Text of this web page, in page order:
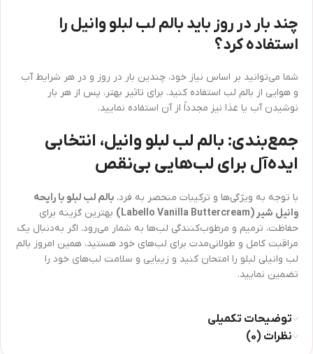
چند بار در روز باید بالم لب لبلو وانیل را
استفاده کرد؟
شما می‌توانید بر اساس نیاز خود، چندین بار در روز و در هر شرایط آب
و هوایی از بالم لب استفاده کنید. برای تاثیر بهتر، پس از هر بار
نوشیدن آب یا غذا نیز مجدداً از آن استفاده نمایید.
جمع‌بندی: بالم لب لبلو وانیل، انتخابی
ایده‌آل برای لب‌هایی بی‌نقص
با توجه به ویژگی‌ها و ترکیبات منحصر به فرد، بالم لب لبلو با رایحه
وانیل شیر (Labello Vanilla Buttercream)
بهترین گزینه برای
حفاظت، ترمیم و مرطوب‌کنندگی لب‌ها به شمار می‌رود. اگر به‌دنبال یک
مراقبت کامل و طولانی‌مدت برای لب‌های خود هستید، همین امروز بالم
لب وانیلی لبلو را امتحان کنید و زیبایی و سلامت لب‌های خود را
تضمین نمایید.
توضیحات تکمیلی
نظرات (0)